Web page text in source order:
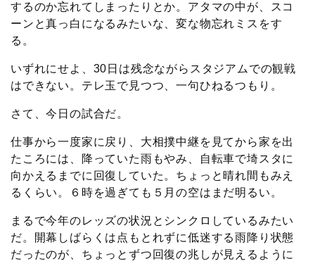
するのか忘れてしまったりとか。アタマの中が、スコ
ーンと真っ白になるみたいな、変な物忘れミスをす
る。
いずれにせよ、30日は残念ながらスタジアムでの観戦
はできない。テレ玉で見つつ、一句ひねるつもり。
さて、今日の試合だ。
仕事から一度家に戻り、大相撲中継を見てから家を出
たころには、降っていた雨もやみ、自転車で埼スタに
向かえるまでに回復していた。ちょっと晴れ間もみえ
るくらい。６時を過ぎても５月の空はまだ明るい。
まるで今年のレッズの状況とシンクロしているみたい
だ。開幕しばらくは点もとれずに低迷する雨降り状態
だったのが、ちょっとずつ回復の兆しが見えるように